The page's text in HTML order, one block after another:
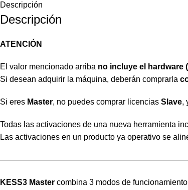
Descripción
Descripción
ATENCIÓN
El valor mencionado arriba no incluye el hardware
Si desean adquirir la máquina, deberán comprarla
Si eres Master, no puedes comprar licencias Slave,
Todas las activaciones de una nueva herramienta
Las activaciones en un producto ya operativo se
KESS3 Master combina 3 modos de